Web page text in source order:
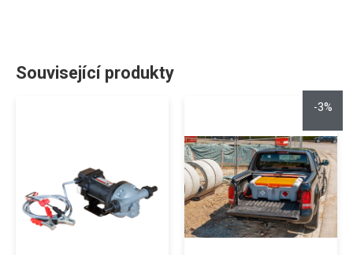
Související produkty
-3%